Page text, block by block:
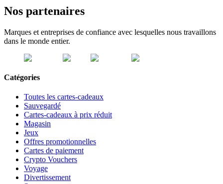
Nos partenaires
Marques et entreprises de confiance avec lesquelles nous travaillons
dans le monde entier.
Catégories
Toutes les cartes-cadeaux
Sauvegardé
Cartes-cadeaux à prix réduit
Magasin
Jeux
Offres promotionnelles
Cartes de paiement
Crypto Vouchers
Voyage
Divertissement